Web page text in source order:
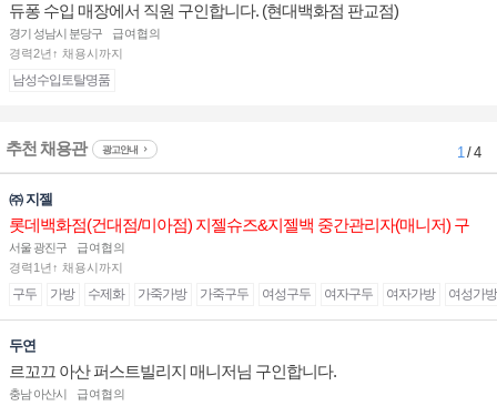
듀퐁 수입 매장에서 직원 구인합니다. (현대백화점 판교점)
경기 성남시 분당구
급여협의
경력2년↑ 채용시까지
남성수입토탈명품
추천 채용관 광고안내 1/ 4
㈜ 지젤
롯데백화점(건대점/미아점) 지젤슈즈&지젤백 중간관리자(매니저) 구
인합니다
서울 광진구
급여협의
경력1년↑ 채용시까지
구두 가방 수제화 가죽가방 가죽구두 여성구두 여자구두 여자가방 여성가방
두연
르꼬끄 아산 퍼스트빌리지 매니저님 구인합니다.
충남 아산시
급여협의